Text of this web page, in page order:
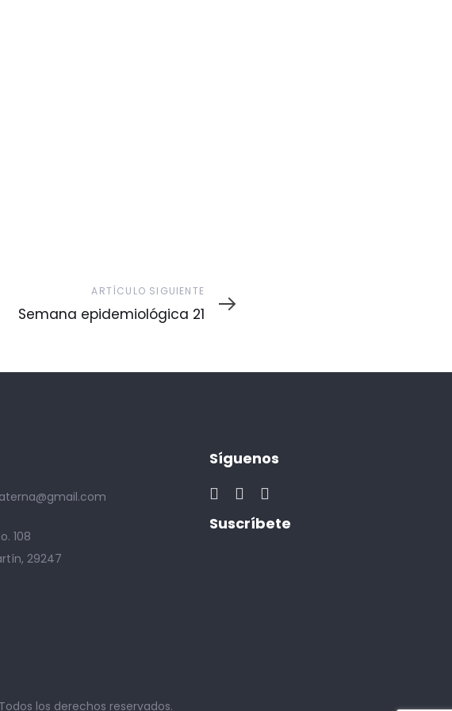
Siguiente
ARTÍCULO SIGUIENTE
Semana epidemiológica 21
108
29247
Síguenos
Suscríbete
los derechos reservados.